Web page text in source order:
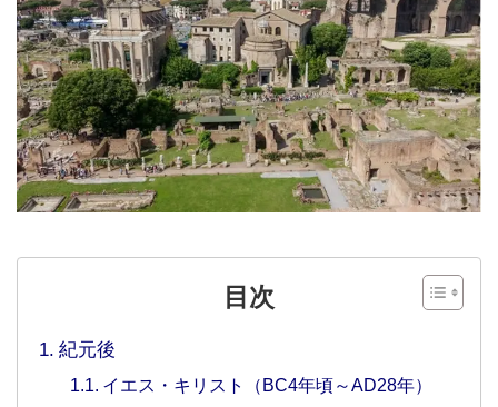
目次
紀元後
イエス・キリスト（BC4年頃～AD28年）